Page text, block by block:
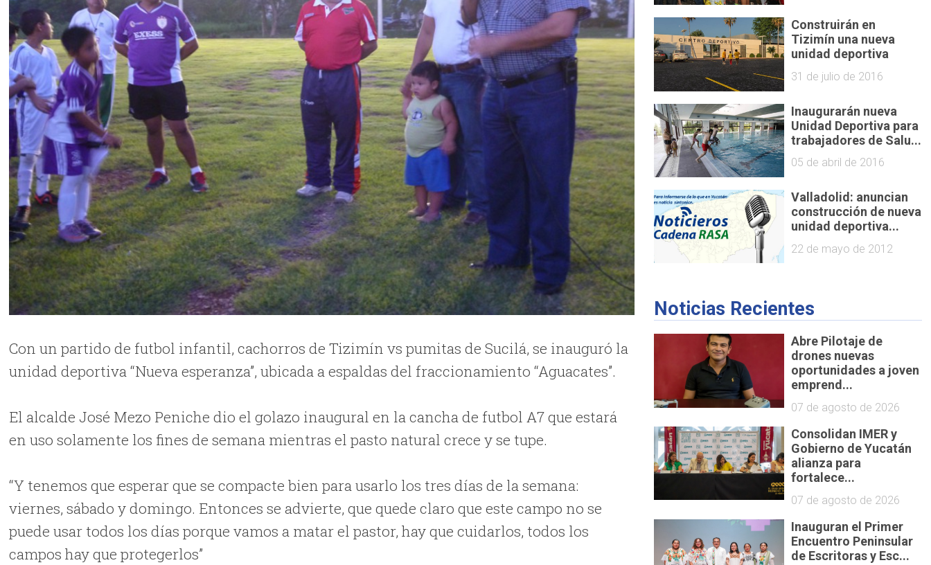
Con un partido de futbol infantil, cachorros de Tizimín vs pumitas de Sucilá, se inauguró la
unidad deportiva “Nueva esperanza”, ubicada a espaldas del fraccionamiento “Aguacates”.
El alcalde José Mezo Peniche dio el golazo inaugural en la cancha de futbol A7 que estará
en uso solamente los fines de semana mientras el pasto natural crece y se tupe.
“Y tenemos que esperar que se compacte bien para usarlo los tres días de la semana:
viernes, sábado y domingo. Entonces se advierte, que quede claro que este campo no se
puede usar todos los días porque vamos a matar el pastor, hay que cuidarlos, todos los
campos hay que protegerlos”
Construirán en
Tizimín una nueva
unidad deportiva
31 de julio de 2016
Inaugurarán nueva
Unidad Deportiva para
trabajadores de Salu...
05 de abril de 2016
Valladolid: anuncian
construcción de nueva
unidad deportiva...
22 de mayo de 2012
Noticias Recientes
Abre Pilotaje de
drones nuevas
oportunidades a joven
emprend...
07 de agosto de 2026
Consolidan IMER y
Gobierno de Yucatán
alianza para
fortalece...
07 de agosto de 2026
Inauguran el Primer
Encuentro Peninsular
de Escritoras y Esc...